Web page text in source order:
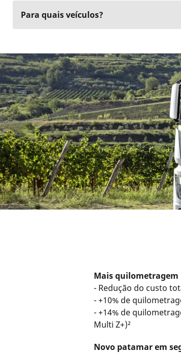
Para quais veículos?
Mais quilometragem
- Redução do custo
- +10% de
- +14% de
Multi Z+)²
Novo patamar em